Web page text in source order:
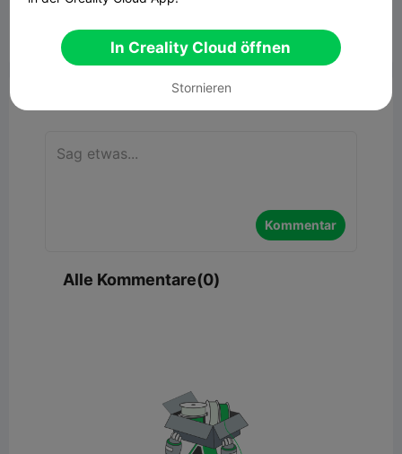
Bericht 4 
Kommentar
Alle Kommentare(0)
In Creality Cloud öffnen
Stornieren